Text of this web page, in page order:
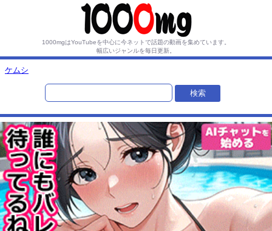
1000mgはYouTubeを中心に今ネットで話題の動画を集めています。
幅広いジャンルを毎日更新。
ケムシ